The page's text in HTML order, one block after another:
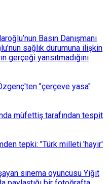
Basın Danışmanı
sağlık durumuna ilişkin
gerçeği yansıtmadığını
"çerçeve yasa"
müfettiş tarafından tespit
tepki: "Türk milleti 'hayır'
sinema oyuncusu Yiğit